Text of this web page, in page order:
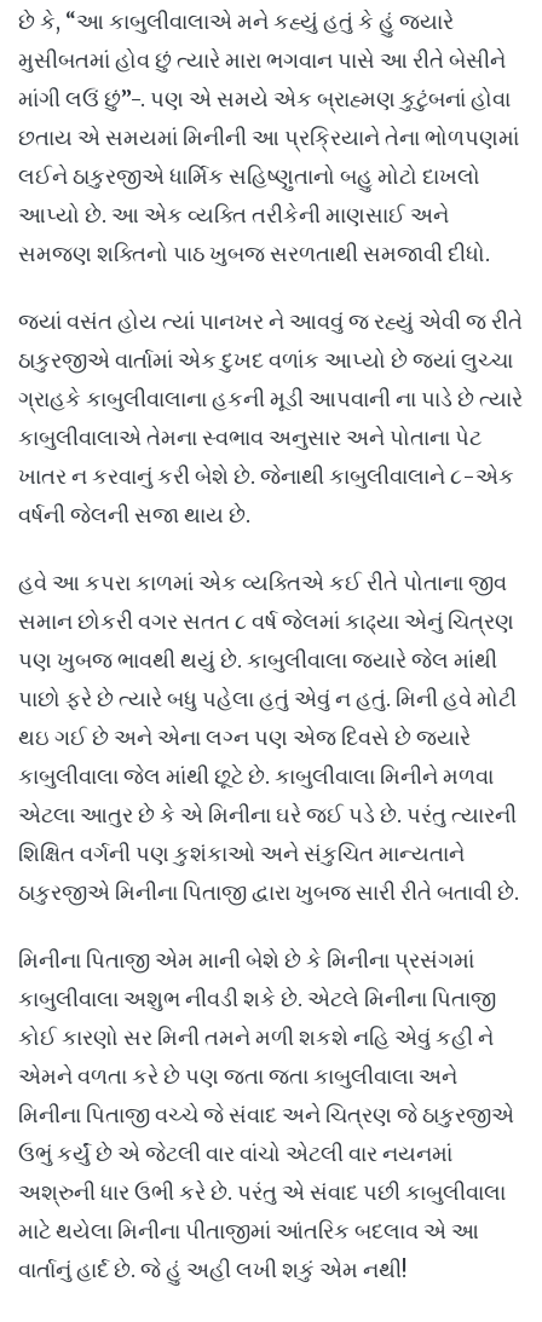
છે કે, “આ કાબુલીવાલાએ મને કહ્યું હતું કે હું જયારે
મુસીબતમાં હોવ છું ત્યારે મારા ભગવાન પાસે આ રીતે બેસીને
માંગી લઉં છું”-. પણ એ સમયે એક બ્રાહ્મણ કુટુંબનાં હોવા
છતાય એ સમયમાં મિનીની આ પ્રક્રિયાને તેના ભોળપણમાં
લઈને ઠાકુરજીએ ધાર્મિક સહિષ્ણુતાનો બહુ મોટો દાખલો
આપ્યો છે. આ એક વ્યક્તિ તરીકેની માણસાઈ અને
સમજણ શક્તિનો પાઠ ખુબજ સરળતાથી સમજાવી દીધો.
જ્યાં વસંત હોય ત્યાં પાનખર ને આવવું જ રહ્યું એવી જ રીતે
ઠાકુરજીએ વાર્તામાં એક દુખદ વળાંક આપ્યો છે જ્યાં લુચ્ચા
ગ્રાહકે કાબુલીવાલાના હકની મૂડી આપવાની ના પાડે છે ત્યારે
કાબુલીવાલાએ તેમના સ્વભાવ અનુસાર અને પોતાના પેટ
ખાતર ન કરવાનું કરી બેશે છે. જેનાથી કાબુલીવાલાને ૮-એક
વર્ષની જેલની સજા થાય છે.
હવે આ કપરા કાળમાં એક વ્યક્તિએ કઈ રીતે પોતાના જીવ
સમાન છોકરી વગર સતત ૮ વર્ષ જેલમાં કાઢ્યા એનું ચિત્રણ
પણ ખુબજ ભાવથી થયું છે. કાબુલીવાલા જયારે જેલ માંથી
પાછો ફરે છે ત્યારે બધુ પહેલા હતું એવું ન હતું. મિની હવે મોટી
થઇ ગઈ છે અને એના લગ્ન પણ એજ દિવસે છે જયારે
કાબુલીવાલા જેલ માંથી છૂટે છે. કાબુલીવાલા મિનીને મળવા
એટલા આતુર છે કે એ મિનીના ઘરે જઈ પડે છે. પરંતુ ત્યારની
શિક્ષિત વર્ગની પણ કુશંકાઓ અને સંકુચિત માન્યતાને
ઠાકુરજીએ મિનીના પિતાજી દ્વારા ખુબજ સારી રીતે બતાવી છે.
મિનીના પિતાજી એમ માની બેશે છે કે મિનીના પ્રસંગમાં
કાબુલીવાલા અશુભ નીવડી શકે છે. એટલે મિનીના પિતાજી
કોઈ કારણો સર મિની તમને મળી શકશે નહિ એવું કહી ને
એમને વળતા કરે છે પણ જતા જતા કાબુલીવાલા અને
મિનીના પિતાજી વચ્ચે જે સંવાદ અને ચિત્રણ જે ઠાકુરજીએ
ઉભું કર્યું છે એ જેટલી વાર વાંચો એટલી વાર નયનમાં
અશ્રુની ધાર ઉભી કરે છે. પરંતુ એ સંવાદ પછી કાબુલીવાલા
માટે થયેલા મિનીના પીતાજીમાં આંતરિક બદલાવ એ આ
વાર્તાનું હાર્દ છે. જે હું અહી લખી શકું એમ નથી!